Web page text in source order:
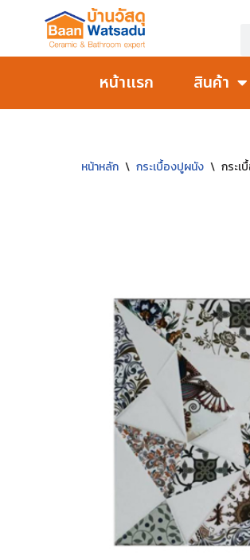
หน้าแรก สินค้า
หน้าหลัก \ กระเบื้องปูผนัง \ กระเ